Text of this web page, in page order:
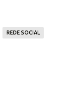
REDE SOCIAL